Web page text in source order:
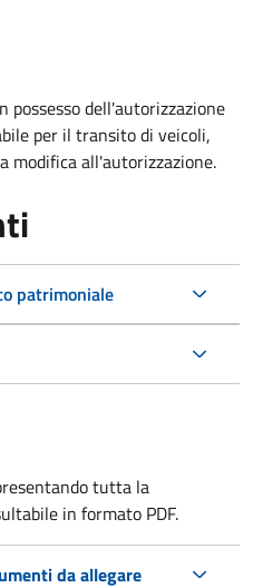
dell'autorizzazione
per il transito di veicoli,
modifica all'autorizzazione.
patrimoniale
tutta la
in formato PDF.
da allegare